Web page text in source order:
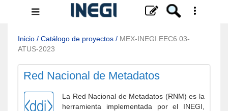
Menú
navegación
Inicio / Catálogo de proyectos / MEX-INEGI.EEC6.03-
ATUS-2023
Red Nacional de Metadatos
La Red Nacional de Metadatos (RNM) es la
herramienta implementada por el INEGI,